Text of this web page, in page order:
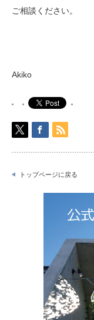
ご相談ください。
Akiko
トップページに戻る